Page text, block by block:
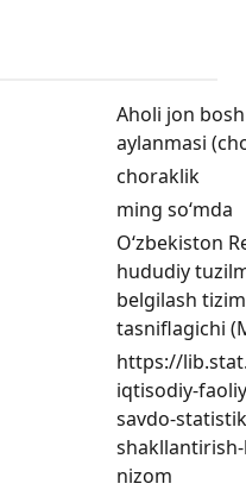
Аholi jon
aylanmasi
choraklik
ming so‘mda
O‘zbekiston
hududiy
belgilash
tasniflagichi
https://
iqtisodiy-
savdo-
nizom